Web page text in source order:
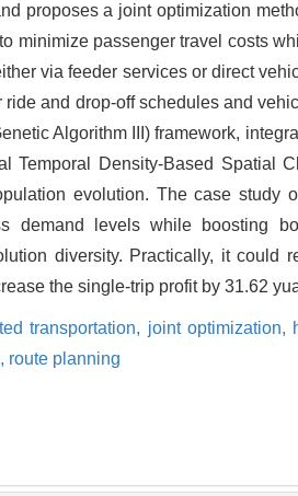
proposes a joint optimization
minimize passenger travel costs
via feeder services or direct
and drop-off schedules and
Algorithm III) framework,
Temporal Density-Based Spatial
evolution. The case study
demand levels while boosting
diversity. Practically, it could
the single-trip profit by 31.62
transportation, joint optimization,
route planning